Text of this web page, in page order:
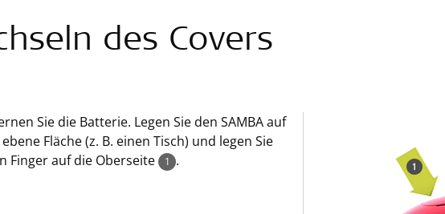
des Covers
Sie die Batterie. Legen Sie den SAMBA auf
Fläche (z. B. einen Tisch) und legen Sie
Finger auf die Oberseite 1 .